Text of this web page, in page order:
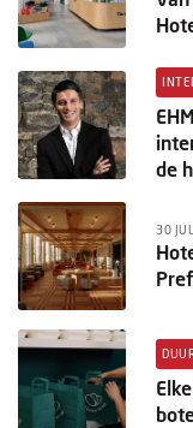
de
30